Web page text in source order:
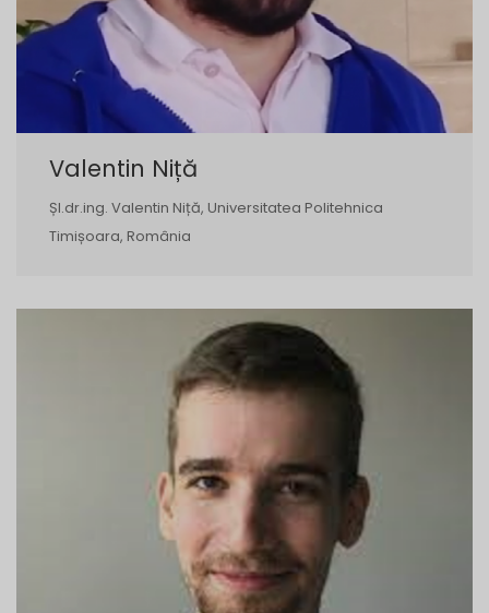
Valentin Niță
Șl.dr.ing. Valentin Niță, Universitatea Politehnica
Timișoara, România